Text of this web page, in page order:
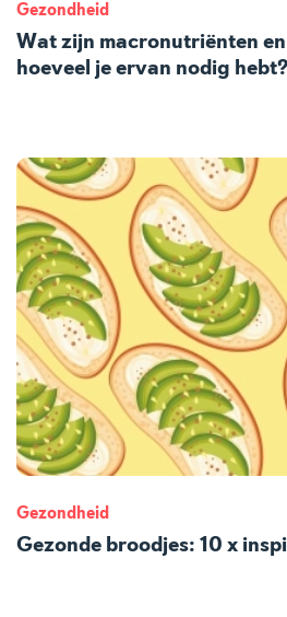
Gezondheid
Wat zijn macronutriënten
hoeveel je ervan nodig hebt?
Gezondheid
Gezonde broodjes: 10 x